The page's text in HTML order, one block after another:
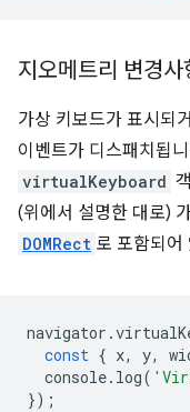
지오메트리 변경사
가상 키보드가 표시되
이벤트가 디스패치됩
virtualKeyboard
(위에서 설명한 대로)
DOMRect 로 포함되어
navigator .
const { x, y,
console. log(
});